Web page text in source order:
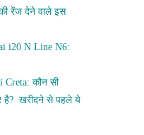
रेंज देने वाले इस
i20 N Line N6:
Creta: कौन सी
है? खरीदने से पहले ये